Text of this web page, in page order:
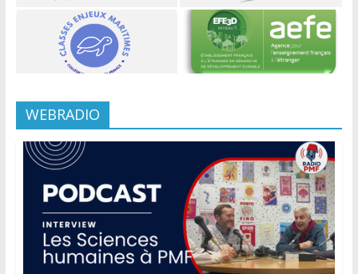
WEBRADIO